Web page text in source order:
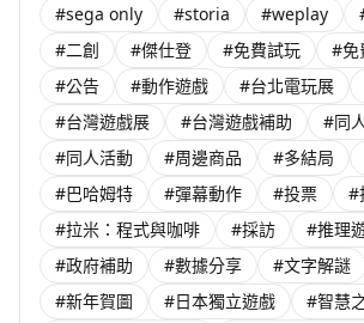
#sega only
#storia #weplay
#二創
#傑仕登 #免費試玩
#免
#公告
#動作遊戲 #台北電玩展
#台灣遊戲展
#台灣遊戲補助
#同
#同人活動
#周邊商品 #多結局
#巴哈姆特
#彈幕動作 #投票
#
#拉米：程式與咖啡
#採訪
#推理
#政府補助
#數據分享 #文字解謎
#新年賀圖
#日本獨立遊戲
#智慧